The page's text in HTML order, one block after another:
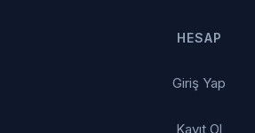
HESAP
Giriş Yap
Kayıt Ol